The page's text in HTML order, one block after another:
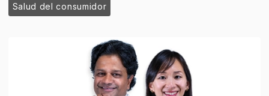
Salud del consumidor